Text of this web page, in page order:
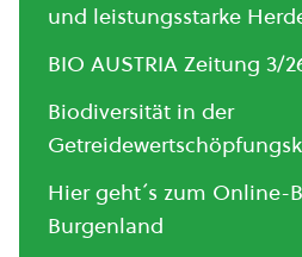
und leistungsstarke
BIO AUSTRIA Zeitung 3/
Biodiversität in der
Hier geht´s zum Online-
Burgenland